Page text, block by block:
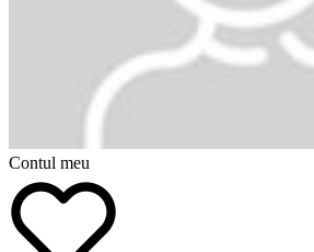
Contul meu